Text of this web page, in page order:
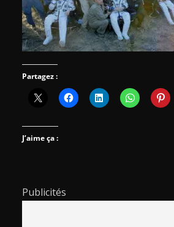
Partagez :
J’aime ça :
Publicités